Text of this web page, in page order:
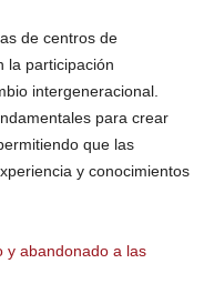
de centros de
la participación
intergeneracional.
para crear
que las
y conocimientos
y abandonado a las